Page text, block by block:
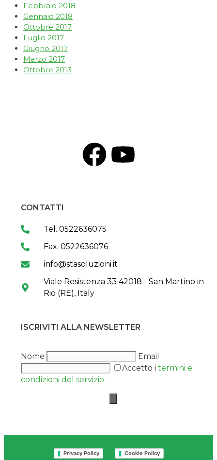
Febbraio 2018
Gennaio 2018
Ottobre 2017
Luglio 2017
Giugno 2017
Marzo 2017
Ottobre 2013
CONTATTI
Tel. 0522636075
Fax. 0522636076
info@stasoluzioni.it
Viale Resistenza 33 42018 - San Martino in
Rio (RE), Italy
ISCRIVITI ALLA NEWSLETTER
Nome
Email
Accetto i termini e
condizioni del servizio.
Privacy Policy Cookie Policy